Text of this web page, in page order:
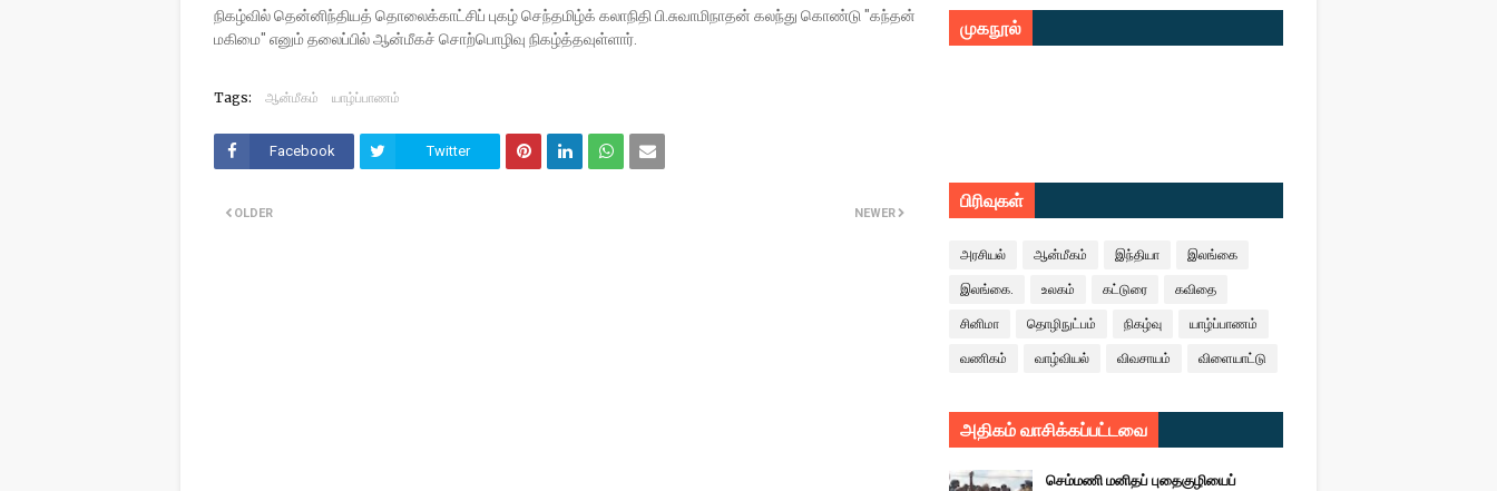
நிகழ்வில் தென்னிந்தியத் தொலைக்காட்சிப் புகழ் செந்தமிழ்க் கலாநிதி பி.சுவாமிநாதன் கலந்து கொண்டு "கந்தன்
மகிமை" எனும் தலைப்பில் ஆன்மீகச் சொற்பொழிவு நிகழ்த்தவுள்ளார்.
Tags: ஆன்மீகம் யாழ்ப்பாணம்
Facebook Twitter
NEWER
OLDER
முகநூல்
பிரிவுகள்
அரசியல் ஆன்மீகம் இந்தியா இலங்கை
இலங்கை. உலகம் கட்டுரை கவிதை
சினிமா தொழிநுட்பம் நிகழ்வு யாழ்ப்பாணம்
வணிகம் வாழ்வியல் விவசாயம் விளையாட்டு
அதிகம் வாசிக்கப்பட்டவை
செம்மணி மனிதப் புதைகுழியைப்